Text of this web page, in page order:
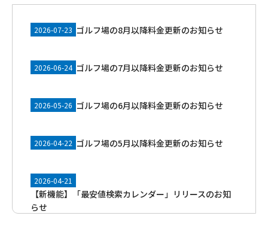
2026-07-23 ゴルフ場の8月以降料金更新のお知らせ
2026-06-24 ゴルフ場の7月以降料金更新のお知らせ
2026-05-26 ゴルフ場の6月以降料金更新のお知らせ
2026-04-22 ゴルフ場の5月以降料金更新のお知らせ
2026-04-21
【新機能】「最安値検索カレンダー」リリースのお知
らせ